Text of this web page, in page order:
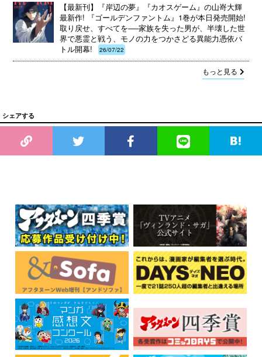
【最新刊】『岸辺の夢』『カオスゲーム』の山嵜大輝
最新作! 『ゴールデンファントム』1巻が本日発売開始!
取り戻せ、すべてを──家族を失った男が、半壊した世
界で悪霊と戦う、モノの力をつかさどる異能力憑依バ
トル開幕!
26/07/22
もっと見る
シェアする